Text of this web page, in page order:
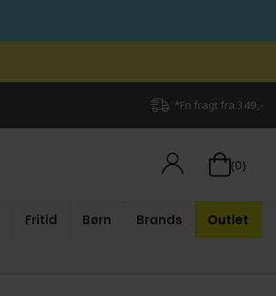
*Fri fragt fra 349,-
(0)
Fritid Børn Brands Outlet